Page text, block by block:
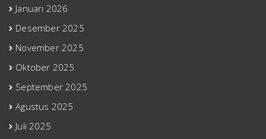
Januari 2026
Desember 2025
November 2025
Oktober 2025
September 2025
Agustus 2025
Juli 2025